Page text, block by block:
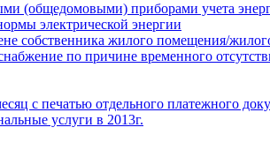
(общедомовыми) приборами учета
электрической энергии
собственника жилого помещения/
по причине временного
с печатью отдельного платежного
услуги в 2013г.